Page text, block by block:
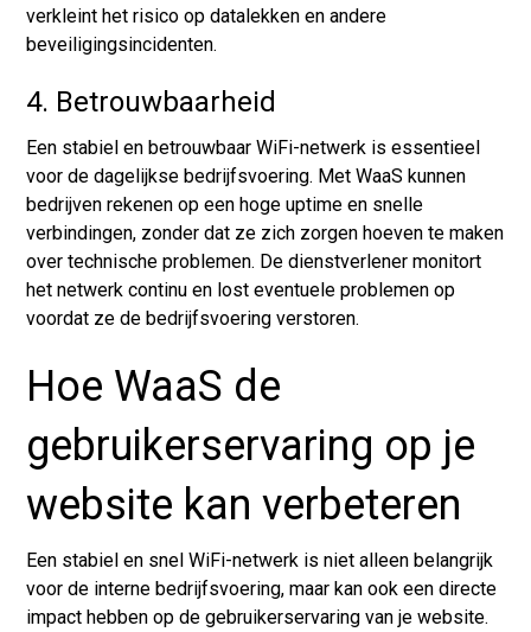
verkleint het risico op datalekken en andere
beveiligingsincidenten.
4. Betrouwbaarheid
Een stabiel en betrouwbaar WiFi-netwerk is essentieel
voor de dagelijkse bedrijfsvoering. Met WaaS kunnen
bedrijven rekenen op een hoge uptime en snelle
verbindingen, zonder dat ze zich zorgen hoeven te maken
over technische problemen. De dienstverlener monitort
het netwerk continu en lost eventuele problemen op
voordat ze de bedrijfsvoering verstoren.
Hoe WaaS de
gebruikerservaring op je
website kan verbeteren
Een stabiel en snel WiFi-netwerk is niet alleen belangrijk
voor de interne bedrijfsvoering, maar kan ook een directe
impact hebben op de gebruikerservaring van je website.